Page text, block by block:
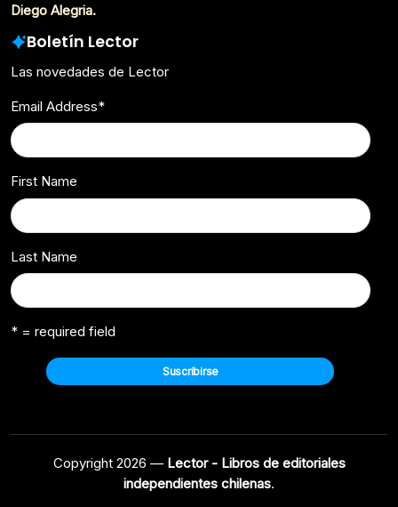
Diego Alegria.
Boletín Lector
Las novedades de Lector
Email Address*
First Name
Last Name
* = required field
Copyright 2026 — Lector - Libros de editoriales
independientes chilenas.